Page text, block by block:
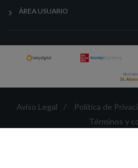
ÁREA USUARIO
Aviso Legal / Política de
Términos y